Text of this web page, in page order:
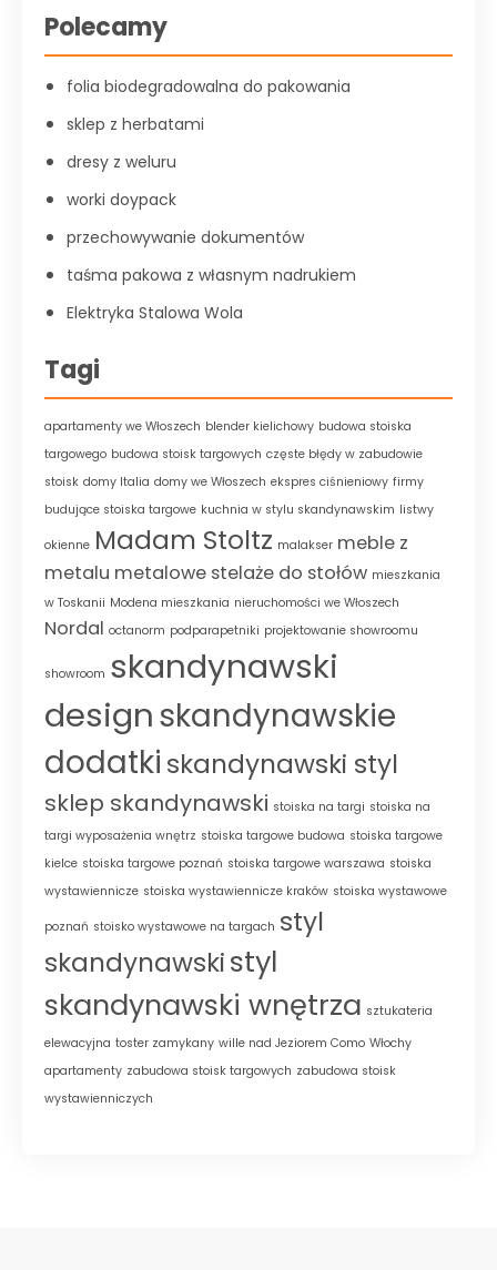
Polecamy
folia biodegradowalna do pakowania
sklep z herbatami
dresy z weluru
worki doypack
przechowywanie dokumentów
taśma pakowa z własnym nadrukiem
Elektryka Stalowa Wola
Tagi
apartamenty we Włoszech blender kielichowy budowa stoiska
targowego budowa stoisk targowych częste błędy w zabudowie
stoisk domy Italia domy we Włoszech ekspres ciśnieniowy firmy
budujące stoiska targowe kuchnia w stylu skandynawskim listwy
okienne Madam Stoltz malakser meble z
metalu metalowe stelaże do stołów mieszkania
w Toskanii Modena mieszkania nieruchomości we Włoszech
Nordal octanorm podparapetniki projektowanie showroomu
showroom skandynawski
designskandynawskie
dodatki skandynawski styl
sklep skandynawski stoiska na targi stoiska na
targi wyposażenia wnętrz stoiska targowe budowa stoiska targowe
kielce stoiska targowe poznań stoiska targowe warszawa stoiska
wystawiennicze stoiska wystawiennicze kraków stoiska wystawowe
poznań stoisko wystawowe na targach styl
skandynawskistyl
skandynawski wnętrza sztukateria
elewacyjna toster zamykany wille nad Jeziorem Como Włochy
apartamenty zabudowa stoisk targowych zabudowa stoisk
wystawienniczych